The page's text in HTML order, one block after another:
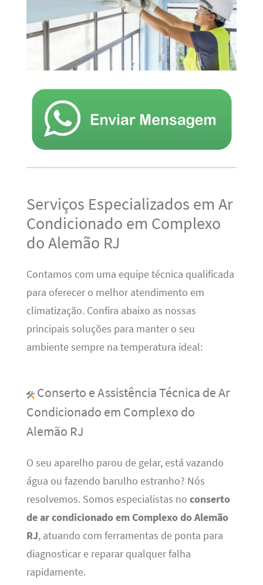
Serviços Especializados em Ar
Condicionado em Complexo
do Alemão RJ
Contamos com uma equipe técnica qualificada
para oferecer o melhor atendimento em
climatização. Confira abaixo as nossas
principais soluções para manter o seu
ambiente sempre na temperatura ideal:
Conserto e Assistência Técnica de Ar
Condicionado em Complexo do
Alemão RJ
O seu aparelho parou de gelar, está vazando
água ou fazendo barulho estranho? Nós
resolvemos. Somos especialistas no conserto
de ar condicionado em Complexo do Alemão
RJ, atuando com ferramentas de ponta para
diagnosticar e reparar qualquer falha
rapidamente.